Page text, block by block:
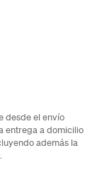
desde el envío
entrega a domicilio
además la